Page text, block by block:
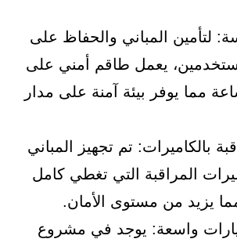
لتأمين المباني والحفاظ على
يعمل طاقم أمني على
24 ساعة مما يوفر بيئة آمنة على مدار
بالكاميرات: تم تجهيز المباني
المراقبة التي تغطي كامل
يزيد من مستوى الأمان.
واسعة: يوجد في مشروع